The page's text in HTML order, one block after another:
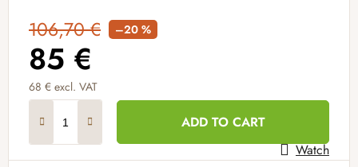
106,70 € –20 %
85 €
68 € excl. VAT
ADD TO CART
Watch